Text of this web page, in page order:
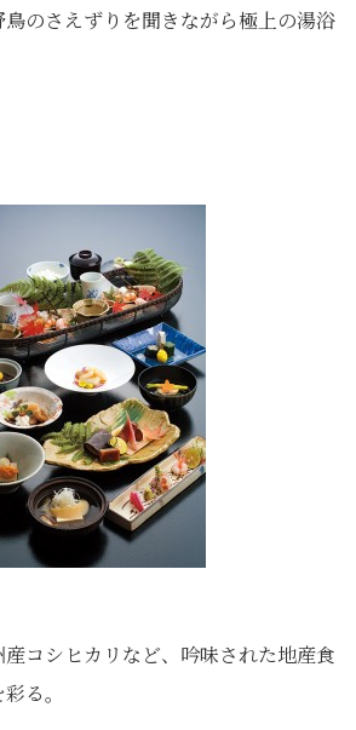
のさえずりを聞きながら極上の湯浴
コシヒカリなど、吟味された地産食
る。